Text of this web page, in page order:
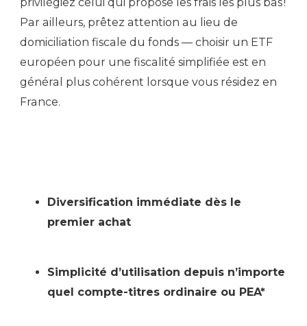
Par ailleurs, prêtez attention au lieu de
domiciliation fiscale du fonds — choisir un ETF
européen pour une fiscalité simplifiée est en
général plus cohérent lorsque vous résidez en
France.
Diversification immédiate dès le
premier achat
Simplicité d’utilisation depuis n’importe
quel compte-titres ordinaire ou PEA*